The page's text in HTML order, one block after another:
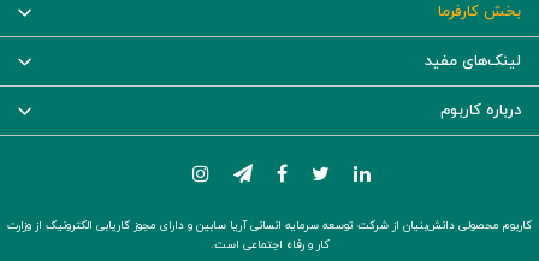
بخش کارفرما
لینک‌های مفید
درباره کاربوم
کاربوم محصولی دانش‌بنیان از شرکت توسعه سرمایه انسانی آریا سابین و دارای مجوز کاریابی الکترونیک از وزارت
کار و رفاه اجتماعی است.